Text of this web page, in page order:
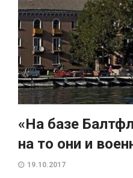
«На базе
на то они и
19.10.2017